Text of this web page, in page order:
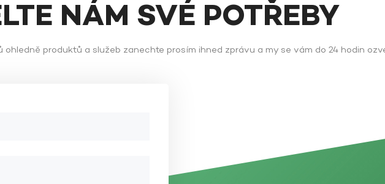
NÁM SVÉ POTŘEBY
ohledně produktů a služeb zanechte prosím ihned zprávu a my se vám do 24 hodin